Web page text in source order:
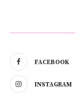
FACEBOOK
INSTAGRAM